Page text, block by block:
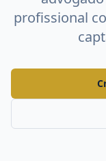
profissional